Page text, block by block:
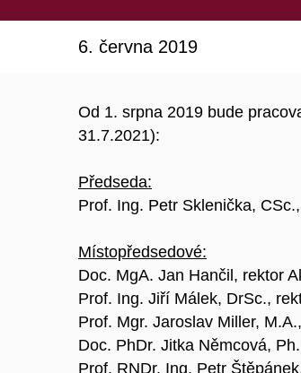
6. června 2019
Od 1. srpna 2019 bude
31.7.2021):
Předseda:
Prof. Ing. Petr Sklenička,
Místopředsedové:
Doc. MgA. Jan Hančil, rektor
Prof. Ing. Jiří Málek, DrSc.,
Prof. Mgr. Jaroslav Miller,
Doc. PhDr. Jitka Němcová,
Prof. RNDr. Ing. Petr